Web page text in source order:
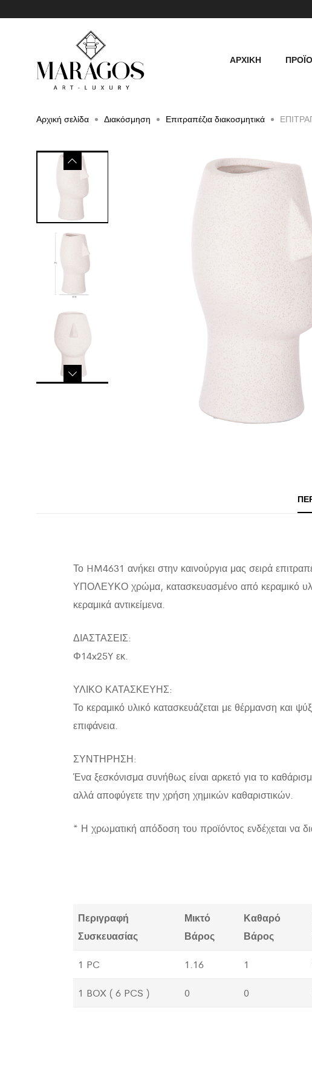
ΑΡΧΙΚΗ
Αρχική σελίδα Διακόσμηση Επιτραπέζια διακοσμητικά
Το HM4631 ανήκει στην καινούργια μας σειρά
ΥΠΟΛΕΥΚΟ χρώμα, κατασκευασμένο από κεραμικό
κεραμικά αντικείμενα.
ΔΙΑΣΤΑΣΕΙΣ:
Φ14x25Y εκ.
ΥΛΙΚΟ ΚΑΤΑΣΚΕΥΗΣ:
Το κεραμικό υλικό κατασκευάζεται με θέρμανση και
επιφάνεια.
ΣΥΝΤΗΡΗΣΗ:
Ένα ξεσκόνισμα συνήθως είναι αρκετό για το
αλλά αποφύγετε την χρήση χημικών καθαριστικών.
* Η χρωματική απόδοση του προϊόντος ενδέχεται να
Περιγραφή
Συσκευασίας
Μικτό
Βάρος
Καθαρό
Βάρος
1 PC 1.16 1
1 BOX ( 6 PCS ) 0 0